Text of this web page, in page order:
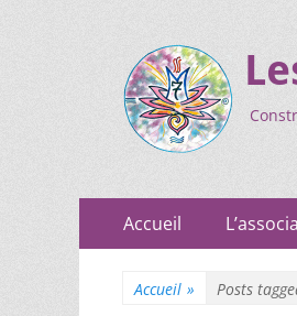
Accueil
Accueil » Posts